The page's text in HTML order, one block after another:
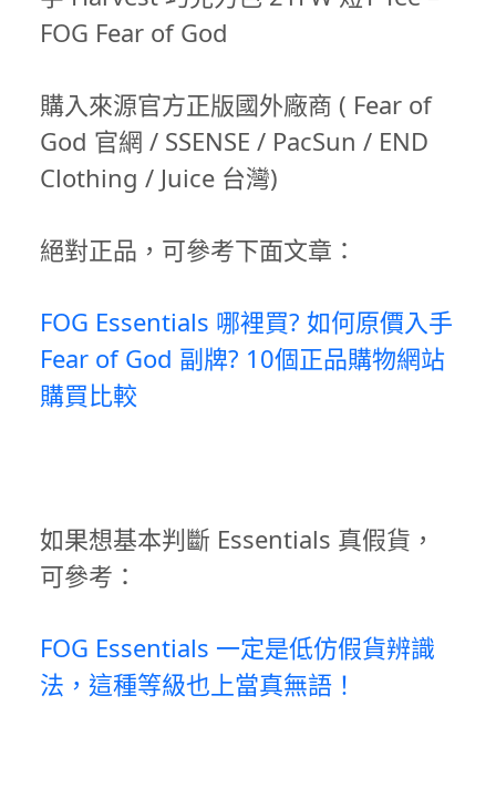
FOG Fear of God
購入來源官方正版國外廠商 ( Fear of
God 官網 / SSENSE / PacSun / END
Clothing / Juice 台灣)
絕對正品，可參考下面文章：
FOG Essentials 哪裡買? 如何原價入手
Fear of God 副牌? 10個正品購物網站
購買比較
如果想基本判斷 Essentials 真假貨，
可參考：
FOG Essentials 一定是低仿假貨辨識
法，這種等級也上當真無語！